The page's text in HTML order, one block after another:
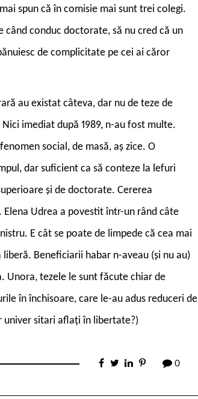
spun că în comisie mai sunt trei colegi.
conduc doctorate, să nu cred că un
de complicitate pe cei ai căror
au existat câteva, dar nu de teze de
imediat după 1989, n-au fost multe.
social, de masă, aș zice. O
dar suficient ca să conteze la lefuri
și de doctorate. Cererea
Udrea a povestit într-un rând câte
E cât se poate de limpede că cea mai
Beneficiarii habar n-aveau (și nu au)
Unora, tezele le sunt făcute chiar de
în închisoare, care le-au adus reduceri de
univer sitari aflați în libertate?)
0